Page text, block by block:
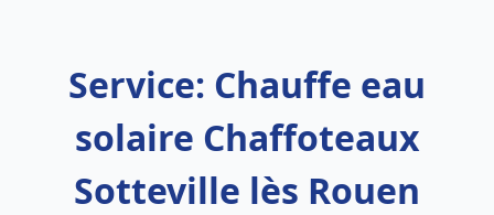
Service: Chauffe eau
solaire Chaffoteaux
Sotteville lès Rouen